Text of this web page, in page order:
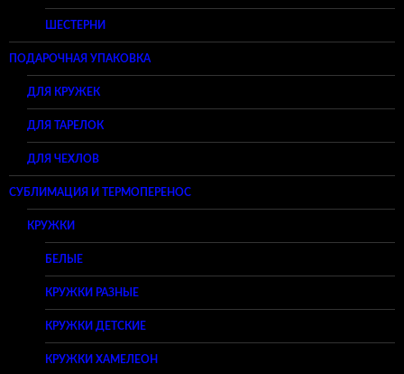
ШЕСТЕРНИ
ПОДАРОЧНАЯ УПАКОВКА
ДЛЯ КРУЖЕК
ДЛЯ ТАРЕЛОК
ДЛЯ ЧЕХЛОВ
СУБЛИМАЦИЯ И ТЕРМОПЕРЕНОС
КРУЖКИ
БЕЛЫЕ
КРУЖКИ РАЗНЫЕ
КРУЖКИ ДЕТСКИЕ
КРУЖКИ ХАМЕЛЕОН